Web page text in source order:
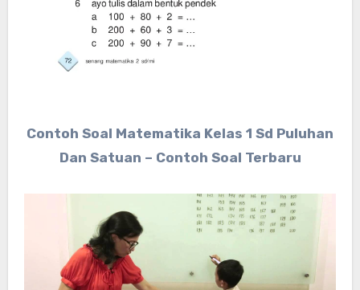
Contoh Soal Matematika Kelas 1 Sd Puluhan
Dan Satuan – Contoh Soal Terbaru